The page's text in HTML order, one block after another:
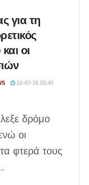
για τη
οι
10-07-26 02:45
δρόμο
οι
φτερά τους